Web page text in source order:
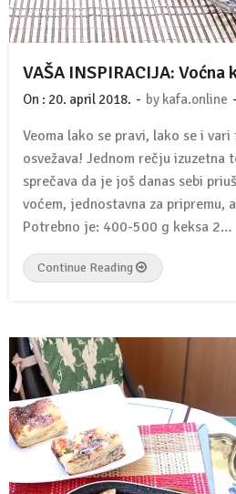
VAŠA INSPIRACIJA:
On : 20. april 2018. - by kafa.online -
Veoma lako se pravi, lako se i
osvežava! Jednom rečju izuzetna
sprečava da je još danas sebi
voćem, jednostavna za pripremu,
Potrebno je: 400-500 g keksa 2…
Continue Reading